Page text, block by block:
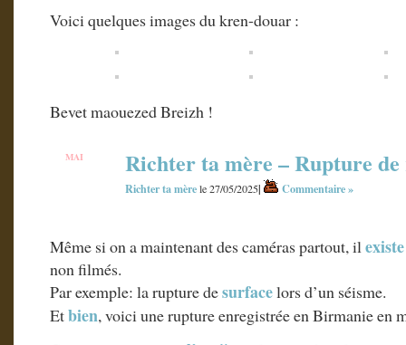
Voici quelques images du kren-douar :
Bevet maouezed Breizh !
MAI Richter ta mère – Rupture
Richter ta mèrele 27/05/2025| Commentaire »
Même si on a maintenant des caméras partout, ilexiste
non filmés.
Par exemple: la rupture desurfacelors d’un séisme.
Etbien, voici une rupture enregistrée en Birmanie en